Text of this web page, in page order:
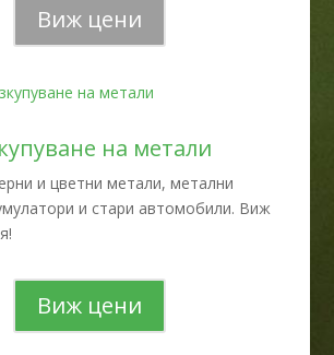
Виж цени
на метали
и цветни метали, метални
и стари автомобили. Виж
Виж цени